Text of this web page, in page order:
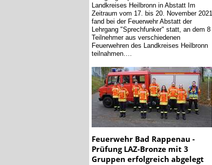
Landkreises Heilbronn in Abstatt Im
Zeitraum vom 17. bis 20. November 2021
fand bei der Feuerwehr Abstatt der
Lehrgang "Sprechfunker" statt, an dem 8
Teilnehmer aus verschiedenen
Feuerwehren des Landkreises Heilbronn
teilnahmen….
Feuerwehr Bad Rappenau -
Prüfung LAZ-Bronze mit 3
Gruppen erfolgreich abgelegt